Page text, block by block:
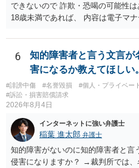
できないので 詐欺・恐喝の可能性
18歳未満であれば、 内容は電子マ
画の尺は10分ほど、服を着たまま
して、要求された金額(1000円程度
した。 そこから、撮影するまで暇
欲しい、住んでいる都道府県と区を
言ったやり取りをしていました。 と
（わいせつ行為）の疑いがあります
6
知的障害者と言う文言が
害になるか教えてほしい。
#誹謗中傷 #名誉毀損 #個人・プライベート
#訴訟・損害賠償請求
2026年8月4日
インターネットに強い弁護士
稲葉 進太郎 弁護士
知的障害がないのに知的障害者と言
侵害になりますか？ →裁判所では